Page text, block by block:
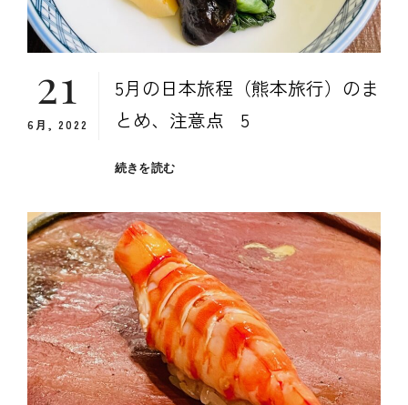
事
編）
21
6月, 2022
5月の日本旅程（熊本旅行）のま
とめ、注意点 5
続きを読む５
日
本
旅
程
（熊
本
旅
行）
の
ま